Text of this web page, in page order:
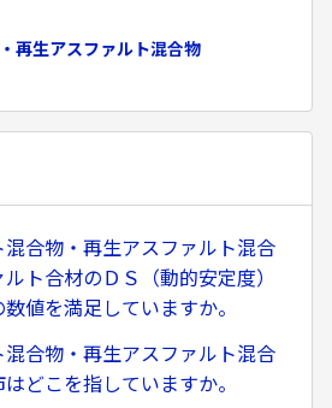
再生アスファルト混合物
混合物・再生アスファルト混合
ト合材のＤＳ（動的安定度）
値を満足していますか。
混合物・再生アスファルト混合
どこを指していますか。